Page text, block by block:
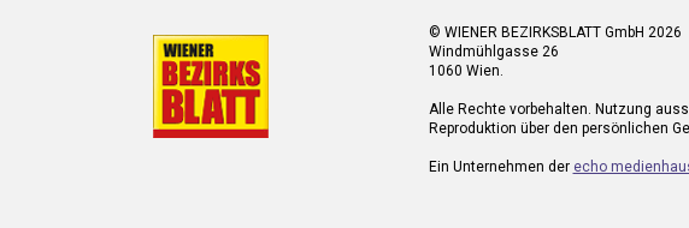
© WIENER BEZIRKSBLATT GmbH 2026
Windmühlgasse 26
1060 Wien.
Alle Rechte vorbehalten. Nutzung
Reproduktion über den persönlichen
Ein Unternehmen der echo